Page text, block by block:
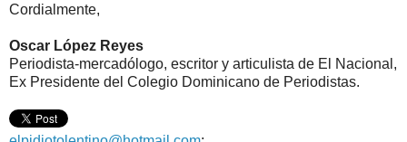
Cordialmente,
Oscar López Reyes
Periodista-mercadólogo, escritor y articulista de El Nacional,
Ex Presidente del Colegio Dominicano de Periodistas.